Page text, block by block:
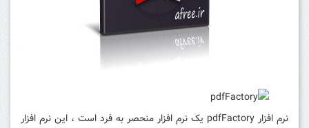
نرم افزار pdfFactory یک نرم افزار منحصر به فرد است ، این نرم افزار